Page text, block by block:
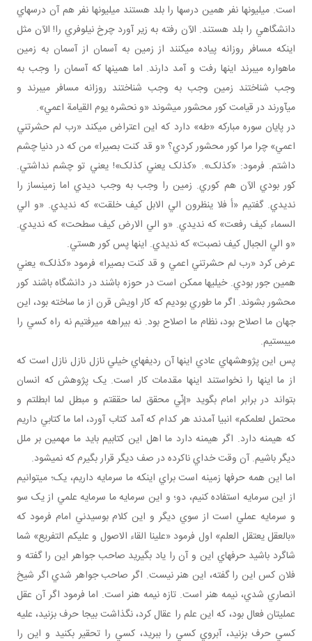
است. ميليون ها نفر همين درس ها را بلد هستند ميليون ها نفر هم آن درس هاي
دانشگاهي را بلد هستند. الآن رفته به زير آورد چرخ نيلوفري را! الآن مثل
اينکه مسافر روزانه پياده مي کنند از زمين به آسمان از آسمان به زمين
ماهواره مي برند اينها رفت و آمد دارند. اما همين ها که آسمان را وجب به
وجب شناختند زمين وجب به وجب شناختند روزانه مسافر مي برند و
مي آورند در قيامت کور محشور مي شوند «و نحشره يوم القيامة اعمي».
در پايان سوره مبارکه «طه» دارد که اين اعتراض مي کند «رب لم حشرتني
اعمي» چرا مرا کور محشور کردي؟ «و قد کنت بصيرا» من که در دنيا چشم
داشتم. فرمود: «کذلک». «کذلک يعني کذلک»! يعني تو چشم نداشتي.
کور بودي الآن هم کوري. زمين را وجب به وجب ديدي اما زمين ساز را
نديدي. گفتيم «أ فلا ينظرون الي الابل کيف خلقت» که نديدي. «و الي
السماء کيف رفعت» که نديدي. «و الي الارض کيف سطحت» که نديدي.
«و الي الجبال کيف نصبت» که نديدي. اينها پس کور هستي.
عرض کرد «رب لم حشرتني اعمي و قد کنت بصيرا» فرمود «کذلک» يعني
همين جور بودي. خيلي ها ممکن است در حوزه باشند در دانشگاه باشند کور
محشور بشوند. اگر ما طوري بوديم که کار اويش قرن از ما ساخته بود، اين
جهان ما اصلاح بود، نظام ما اصلاح بود. نه بيراهه مي رفتيم نه راه کسي را
مي بستيم.
پس اين پژوهش هاي عادي اينها آن رديف هاي خيلي نازل نازل نازل است که
از ما اينها را نخواستند اينها مقدمات کار است. يک پژوهش که انسان
بتواند در برابر امام بگويد «إنّي محقق لما حققتم و مبطل لما ابطلتم و
محتمل لعلمکم» انبيا آمدند هر کدام که آمد کتاب آورد، اما ما کتابي داريم
که هيمنه دارد. اگر هيمنه دارد ما اهل اين کتابيم بايد ما مهمين بر ملل
ديگر باشيم. آن وقت خداي ناکرده در صف ديگر قرار بگيرم که نمي شود.
اما اين همه حرف ها زمينه است براي اينکه ما سرمايه داريم، يک؛ مي توانيم
از اين سرمايه استفاده کنيم، دو؛ و اين سرمايه ما سرمايه علمي از يک سو
و سرمايه عملي است از سوي ديگر و اين کلام بوسيدني امام فرمود که
«بالعقل يعتقل العلم» اول فرمود «علينا القاء الاصول و عليکم التفريع» شما
شاگرد باشيد حرف هاي اين و آن را ياد بگيريد صاحب جواهر اين را گفته و
فلان کس اين را گفته، اين هنر نيست. اگر صاحب جواهر شدي اگر شيخ
انصاري شدي، نيمه هنر است. تازه نيمه هنر است. اما فرمود اگر آن عقل
عملي تان فعال بود، که اين علم را عقال کرد، نگذاشت بيجا حرف بزنيد، عليه
کسي حرف بزنيد، آبروي کسي را ببريد، کسي را تحقير بکنيد و اين را